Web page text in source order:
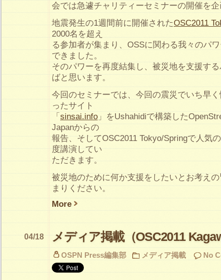
会では急遽チャリティーセミナーの開催を
地震発生の1週間前に開催されたOSC2011
2000名を超え
る参加者が集まり、OSSに関わる我々のパ
できました。
そのパワーを再度結集し、被災地を支援す
ばと思います。
今回のセミナーでは、今回の震災でいち早
ったサイト
「 sinsai.info 」をUshahidiで構築した
Japanからの
報告、そしてOSC2011 Tokyo/Springで人気
度講演してい
ただきます。
被災地のために何か支援をしたいとお考え
まりください。
More
メディア掲載（OSC2011
04/18
OSPN Press編集部 メディア掲載 No